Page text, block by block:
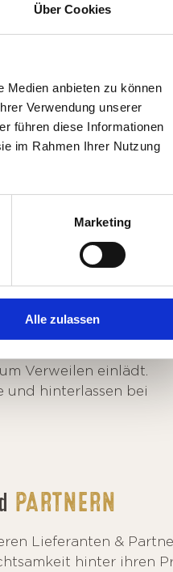
Über Cookies
Medien anbieten zu können
Verwendung unserer
führen diese Informationen
im Rahmen Ihrer Nutzung
Marketing
Alle zulassen
täglich Freude an
fair um und tragen
unserer
unserer
Verweilen einlädt.
und hinterlassen bei
PARTNERN
Lieferanten &
hinter ihren